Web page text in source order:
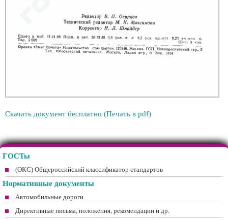
Скачать документ бесплатно (Печать в pdf)
ГОСТы
(ОКС) Общероссийский классификатор стандартов
Нормативные документы
Автомобильные дороги
Директивные письма, положения, рекомендации и др.